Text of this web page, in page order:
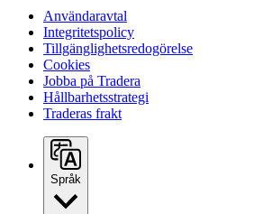
Användaravtal
Integritetspolicy
Tillgänglighetsredogörelse
Cookies
Jobba på Tradera
Hållbarhetsstrategi
Traderas frakt
Språk